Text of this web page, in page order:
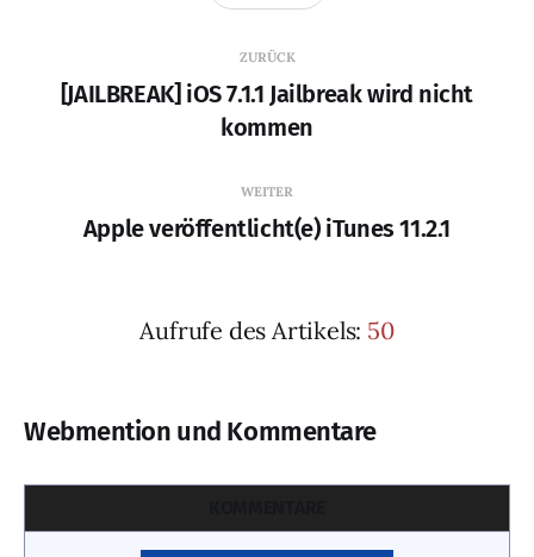
ZURÜCK
[JAILBREAK] iOS 7.1.1 Jailbreak wird nicht
kommen
WEITER
Apple veröffentlicht(e) iTunes 11.2.1
Aufrufe des Artikels: 50
Webmention und Kommentare